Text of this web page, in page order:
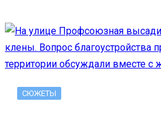
СЮЖЕТЫ